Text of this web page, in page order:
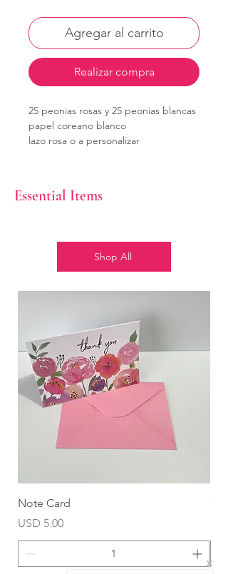
Agregar al carrito
Realizar compra
25 peonias rosas y 25 peonias blancas
papel coreano blanco
lazo rosa o a personalizar
Essential Items
Shop All
Note Card
Precio
USD 5.00